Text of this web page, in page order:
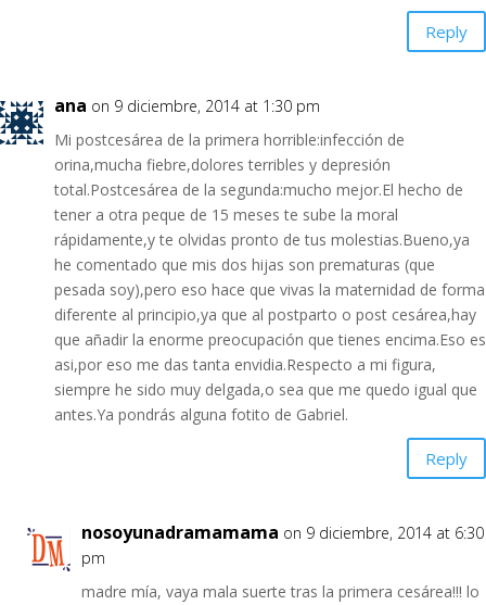
Reply
ana on 9 diciembre, 2014 at 1:30 pm
Mi postcesárea de la primera horrible:infección de
orina,mucha fiebre,dolores terribles y depresión
total.Postcesárea de la segunda:mucho mejor.El hecho de
tener a otra peque de 15 meses te sube la moral
rápidamente,y te olvidas pronto de tus molestias.Bueno,ya
he comentado que mis dos hijas son prematuras (que
pesada soy),pero eso hace que vivas la maternidad de forma
diferente al principio,ya que al postparto o post cesárea,hay
que añadir la enorme preocupación que tienes encima.Eso es
asi,por eso me das tanta envidia.Respecto a mi figura,
siempre he sido muy delgada,o sea que me quedo igual que
antes.Ya pondrás alguna fotito de Gabriel.
Reply
nosoyunadramamama on 9 diciembre, 2014 at 6:30
pm
madre mía, vaya mala suerte tras la primera cesárea!!! lo